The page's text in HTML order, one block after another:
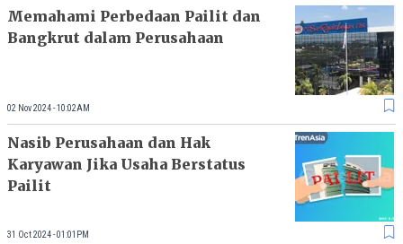
Memahami Perbedaan Pailit dan
Bangkrut dalam Perusahaan
02 Nov 2024 - 10:02AM
Nasib Perusahaan dan Hak
Karyawan Jika Usaha Berstatus
Pailit
31 Oct 2024 - 01:01PM